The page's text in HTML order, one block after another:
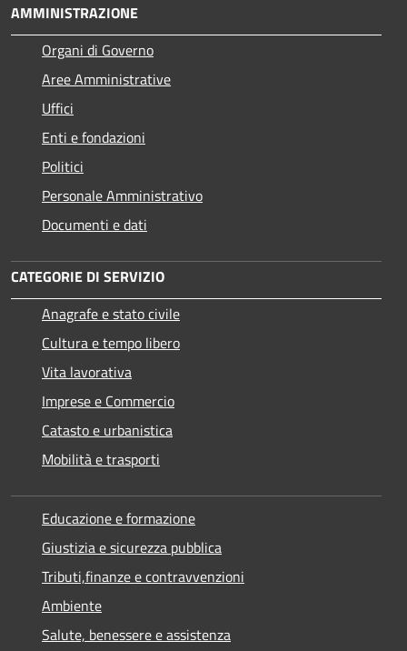
AMMINISTRAZIONE
Organi di Governo
Aree Amministrative
Uffici
Enti e fondazioni
Politici
Personale Amministrativo
Documenti e dati
CATEGORIE DI SERVIZIO
Anagrafe e stato civile
Cultura e tempo libero
Vita lavorativa
Imprese e Commercio
Catasto e urbanistica
Mobilità e trasporti
Educazione e formazione
Giustizia e sicurezza pubblica
Tributi,finanze e contravvenzioni
Ambiente
Salute, benessere e assistenza